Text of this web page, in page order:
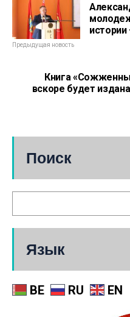
Предыдущая новость
Книга
вскоре будет
Поиск
Язык
BE RU EN